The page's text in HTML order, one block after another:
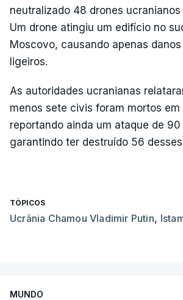
neutralizado 48 drones
Um drone atingiu um edifício no
Moscovo, causando apenas
ligeiros.
As autoridades ucranianas
menos sete civis foram mortos
reportando ainda um ataque de 90
garantindo ter destruído 56
TÓPICOS
Ucrânia Chamou Vladimir Putin,
MUNDO